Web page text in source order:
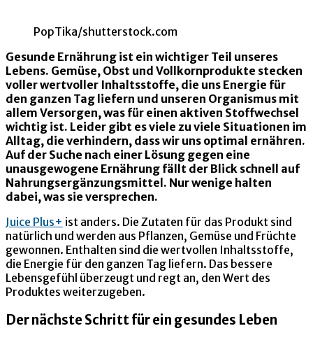
PopTika/shutterstock.com
Gesunde Ernährung ist ein wichtiger Teil unseres
Lebens. Gemüse, Obst und Vollkornprodukte stecken
voller wertvoller Inhaltsstoffe, die uns Energie für
den ganzen Tag liefern und unseren Organismus mit
allem Versorgen, was für einen aktiven Stoffwechsel
wichtig ist. Leider gibt es viele zu viele Situationen im
Alltag, die verhindern, dass wir uns optimal ernähren.
Auf der Suche nach einer Lösung gegen eine
unausgewogene Ernährung fällt der Blick schnell auf
Nahrungsergänzungsmittel. Nur wenige halten
dabei, was sie versprechen.
Juice Plus+ ist anders. Die Zutaten für das Produkt sind
natürlich und werden aus Pflanzen, Gemüse und Früchte
gewonnen. Enthalten sind die wertvollen Inhaltsstoffe,
die Energie für den ganzen Tag liefern. Das bessere
Lebensgefühl überzeugt und regt an, den Wert des
Produktes weiterzugeben.
Der nächste Schritt für ein gesundes Leben